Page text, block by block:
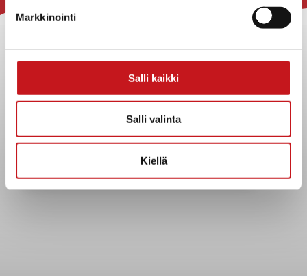
Markkinointi
Salli kaikki
Salli valinta
Kiellä
Yhteystiedot
Strategiat, ohjelmat, ohjeet, suunnitelmat, säännöt ja
Asiakirjajulkisuuskuvaus
Saavutettavuusseloste